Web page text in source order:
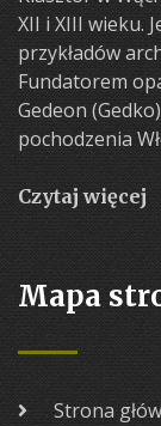
XII i XIII wieku.
przykładów
Fundatorem
Gedeon
pochodzenia
Czytaj więcej
Mapa
Strona